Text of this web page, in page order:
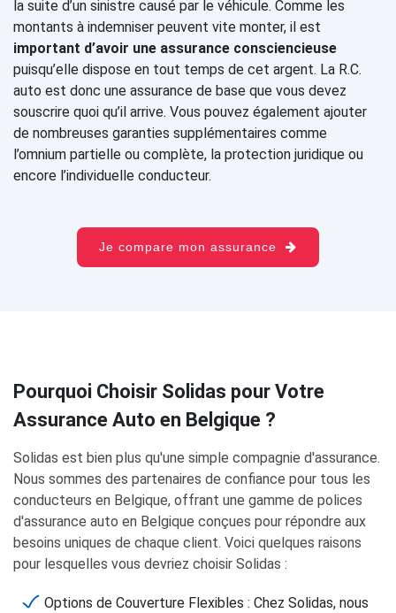
la suite d’un sinistre causé par le véhicule. Comme les
montants à indemniser peuvent vite monter, il est
important d’avoir une assurance consciencieuse
puisqu’elle dispose en tout temps de cet argent. La R.C.
auto est donc une assurance de base que vous devez
souscrire quoi qu’il arrive. Vous pouvez également ajouter
de nombreuses garanties supplémentaires comme
l’omnium partielle ou complète, la protection juridique ou
encore l’individuelle conducteur.
Je compare mon assurance
Pourquoi Choisir Solidas pour Votre
Assurance Auto en Belgique ?
Solidas est bien plus qu'une simple compagnie d'assurance.
Nous sommes des partenaires de confiance pour tous les
conducteurs en Belgique, offrant une gamme de polices
d'assurance auto en Belgique conçues pour répondre aux
besoins uniques de chaque client. Voici quelques raisons
pour lesquelles vous devriez choisir Solidas :
Options de Couverture Flexibles : Chez Solidas, nous